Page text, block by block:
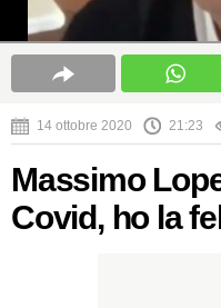
14 ottobre 2020 21:23
Massimo
Covid, ho la